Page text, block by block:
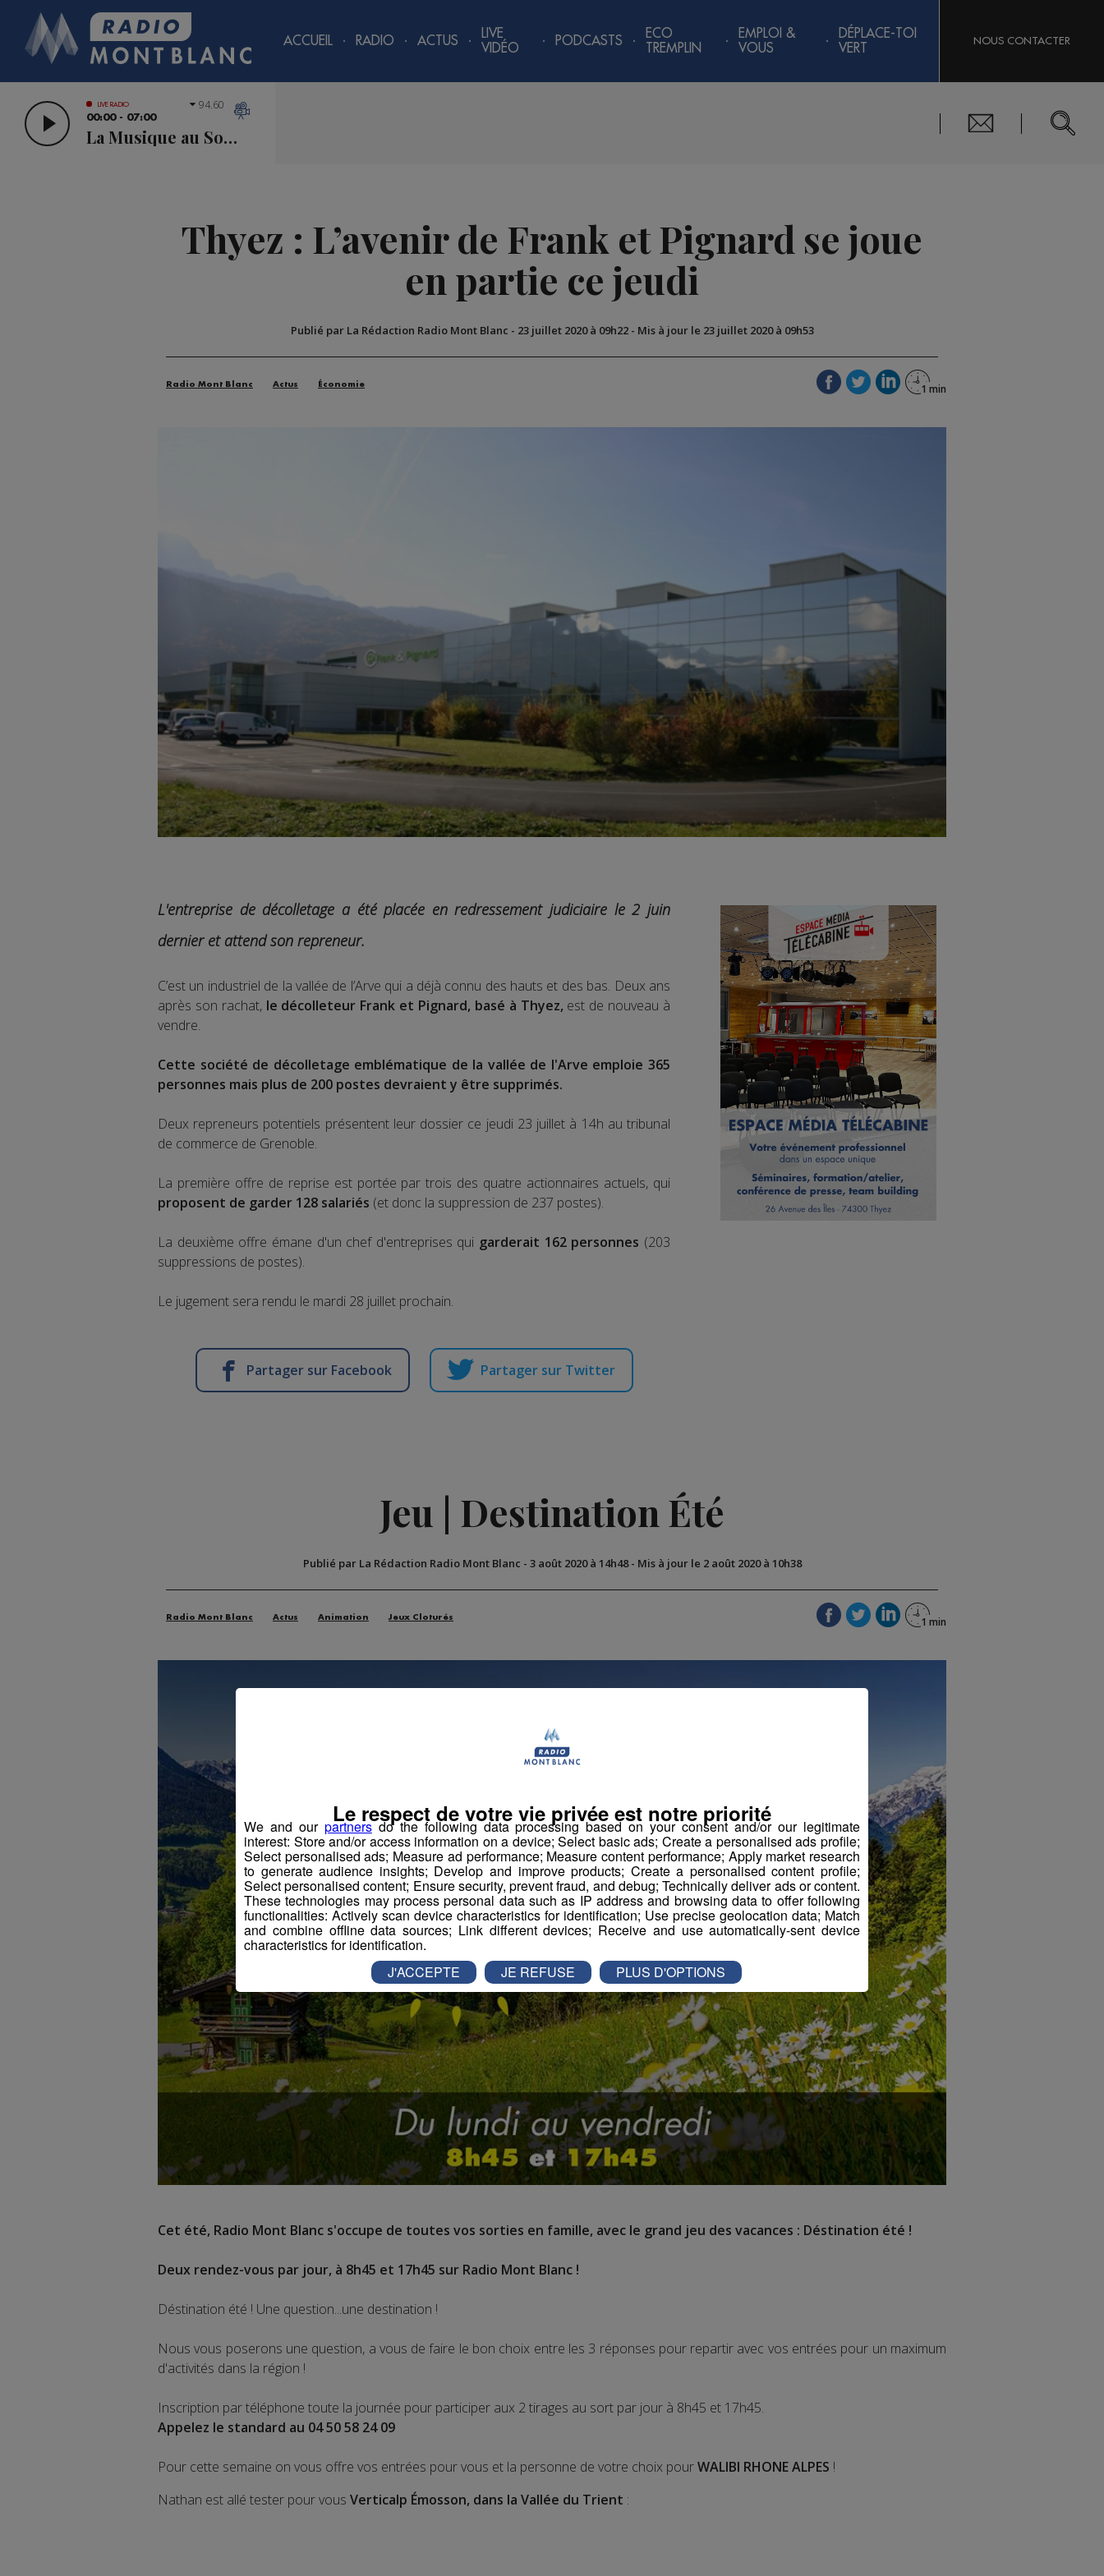
ACCUEIL RADIO ACTUS
LIVE
VIDÉO
PODCASTS
ECO
TREMPLIN
EMPLOI &
VOUS
DÉPLACE-TOI
VERT
NOUS CONTACTER
LIVE RADIO
00:00 - 07:00
La Musique au Sommet
94.60
Thyez : L’avenir de Frank et Pignard se joue
en partie ce jeudi
Publié par La Rédaction Radio Mont Blanc - 23 juillet 2020 à 09h22- Mis à jour le 23 juillet 2020 à 09h53
Radio Mont Blanc Actus Économie
L'entreprise de décolletage a été placée en redressement judiciaire le 2 juin
dernier et attend son repreneur.
C’est un industriel de la vallée de l’Arve qui a déjà connu des hauts et des bas. Deux ans
après son rachat, le décolleteur Frank et Pignard, basé à Thyez, est de nouveau à
vendre.
Cette société de décolletage emblématique de la vallée de l'Arve emploie 365
personnes mais plus de 200 postes devraient y être supprimés.
Deux repreneurs potentiels présentent leur dossier ce jeudi 23 juillet à 14h au tribunal
de commerce de Grenoble.
La première offre de reprise est portée par trois des quatre actionnaires actuels, qui
proposent de garder 128 salariés (et donc la suppression de 237 postes).
La deuxième offre émane d'un chef d'entreprises qui garderait 162 personnes (203
suppressions de postes).
Le jugement sera rendu le mardi 28 juillet prochain.
Partager sur Facebook Partager sur Twitter
Jeu | Destination Été
Publié par La Rédaction Radio Mont Blanc - 3 août 2020 à 14h48- Mis à jour le 2 août 2020 à 10h38
Radio Mont Blanc Actus Animation Jeux Cloturés
Cet été, Radio Mont Blanc s'occupe de toutes vos sorties en famille, avec le grand jeu des vacances : Déstination été !
Deux rendez-vous par jour, à 8h45 et 17h45 sur Radio Mont Blanc !
Déstination été ! Une question...une destination !
Nous vous poserons une question, a vous de faire le bon choix entre les 3 réponses pour repartir avec vos entrées pour un maximum
d'activités dans la région !
Inscription par téléphone toute la journée pour participer aux 2 tirages au sort par jour à 8h45 et 17h45.
Appelez le standard au 04 50 58 24 09
Pour cette semaine on vous offre vos entrées pour vous et la personne de votre choix pourWALIBI RHONE ALPES !
Nathan est allé tester pour vous Verticalp Émosson, dans la Vallée du Trient :
We and our partnersdo the following data processing based on your consent and/or our legitimate
interest: Store and/or access information on a device; Select basic ads; Create a personalised ads profile;
Select personalised ads; Measure ad performance; Measure content performance; Apply market research
to generate audience insights; Develop and improve products; Create a personalised content profile;
Select personalised content; Ensure security, prevent fraud, and debug; Technically deliver ads or content.
These technologies may process personal data such as IP address and browsing data to offer following
functionalities: Actively scan device characteristics for identification; Use precise geolocation data; Match
and combine offline data sources; Link different devices; Receive and use automatically-sent device
characteristics for identification.
Le respect de votre vie privée est notre priorité
J'ACCEPTE JE REFUSE PLUS D'OPTIONS